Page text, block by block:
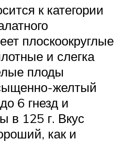
к категории
плоскоокруглые
и слегка
плоды
желтый
6 гнезд и
в 125 г. Вкус
как и